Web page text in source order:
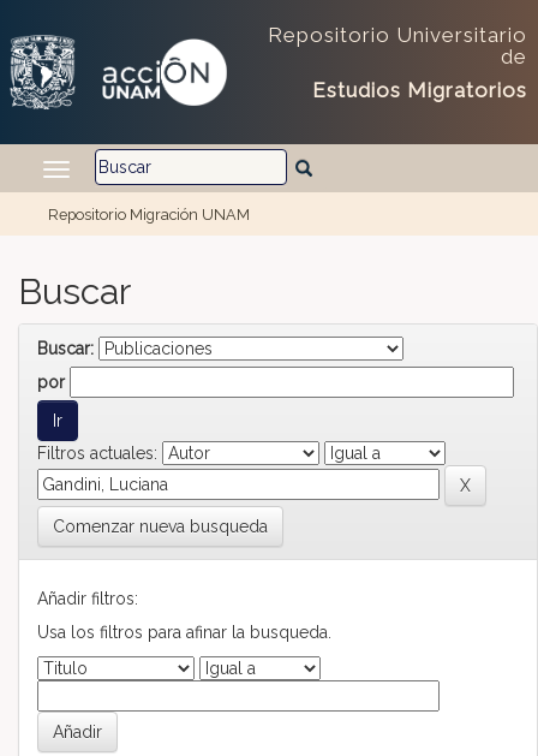
Repositorio Universitario
de
Estudios Migratorios
Repositorio Migración UNAM
Buscar
Buscar:
por
Filtros actuales:
Comenzar nueva busqueda
Añadir filtros:
Usa los filtros para afinar la busqueda.